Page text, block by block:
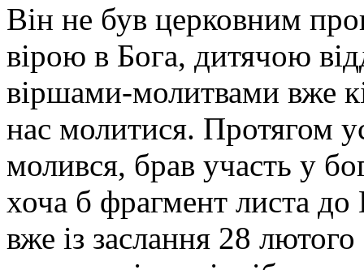
Він не був церковним
вірою в Бога, дитячою
віршами-молитвами вже
нас молитися. Протягом
молився, брав участь у
хоча б фрагмент листа до
вже із заслання 28